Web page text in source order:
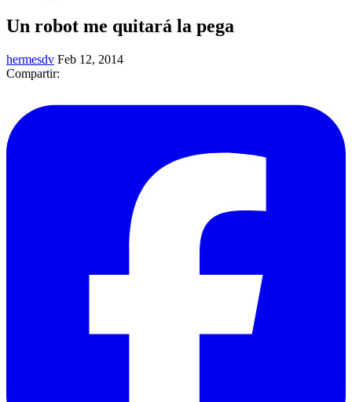
Un robot me quitará la pega
hermesdv Feb 12, 2014
Compartir: